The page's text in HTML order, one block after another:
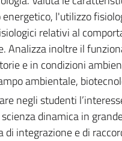
l'utilizzo
relativi al
Analizza inoltre il
e in condizioni
ambientale,
negli studenti
dinamica in
integrazione e di